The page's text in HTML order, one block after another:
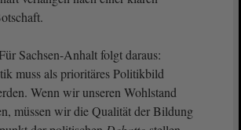
Sachsen-Anhalt folgt daraus:
muss als prioritäres Politikbild
Wenn wir unseren Wohlstand
müssen wir die Qualität der Bildung